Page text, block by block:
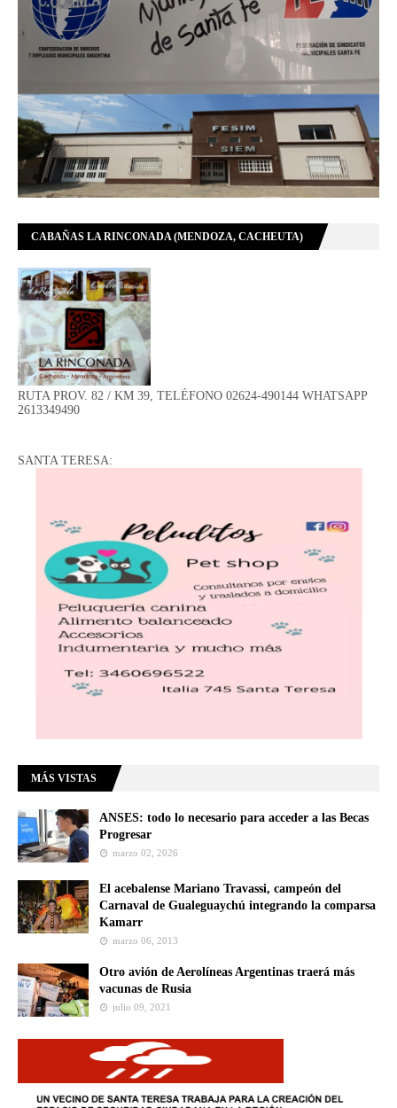
CABAÑAS LA RINCONADA (MENDOZA, CACHEUTA)
RUTA PROV. 82 / KM 39, TELÉFONO 02624-490144 WHATSAPP
2613349490
SANTA TERESA:
MÁS VISTAS
ANSES: todo lo necesario para acceder a las Becas
Progresar
marzo 02, 2026
El acebalense Mariano Travassi, campeón del
Carnaval de Gualeguaychú integrando la comparsa
Kamarr
marzo 06, 2013
Otro avión de Aerolíneas Argentinas traerá más
vacunas de Rusia
julio 09, 2021